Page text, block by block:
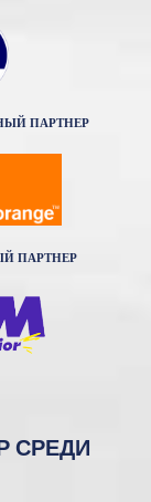
ПАРТНЕР
ПАРТНЕР
СРЕДИ